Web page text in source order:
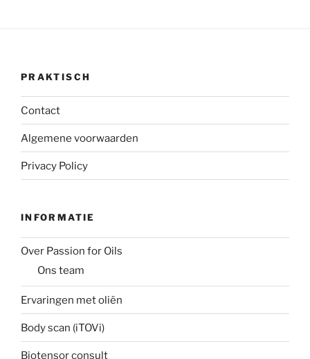
PRAKTISCH
Contact
Algemene voorwaarden
Privacy Policy
INFORMATIE
Over Passion for Oils
Ons team
Ervaringen met oliën
Body scan (iTOVi)
Biotensor consult